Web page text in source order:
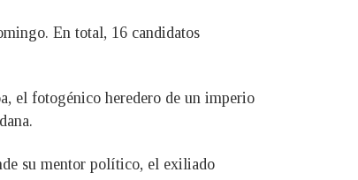
En total, 16 candidatos
el fotogénico heredero de un imperio
su mentor político, el exiliado